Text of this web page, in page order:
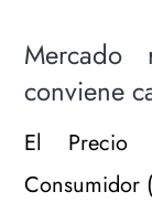
Mercado
conviene
El Precio
Consumidor